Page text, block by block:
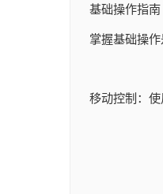
基础操作指南
掌握基础操
移动控制：